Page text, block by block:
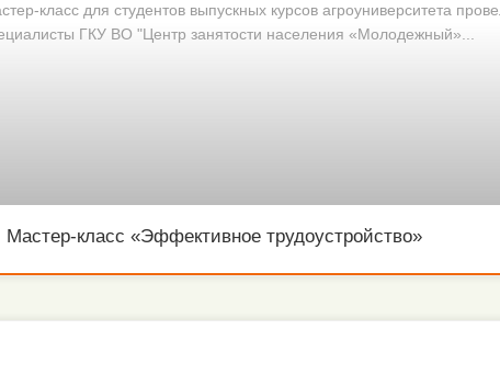
класс для студентов выпускных курсов агроуниверситета
ГКУ ВО "Центр занятости населения «Молодежный»...
Мастер-класс «Эффективное трудоустройство»